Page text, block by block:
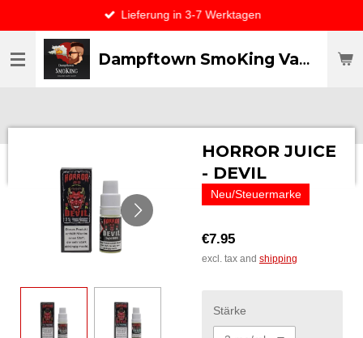
to
main
Dampftown SmoKing Vapor specialist & CO / VAPE ONLY THE BEST
Lieferung in 3-7 Werktagen
HORROR JUICE
- DEVIL
Neu/Steuermarke
€7.95
excl. tax and shipping
Stärke